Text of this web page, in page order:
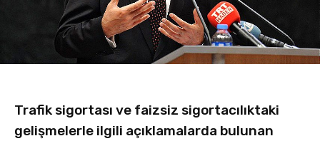
Trafik sigortası ve faizsiz sigortacılıktaki
gelişmelerle ilgili açıklamalarda bulunan